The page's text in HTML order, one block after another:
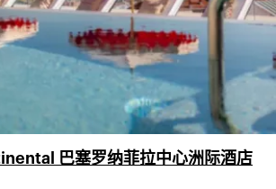
巴塞罗纳菲拉中心洲际酒店